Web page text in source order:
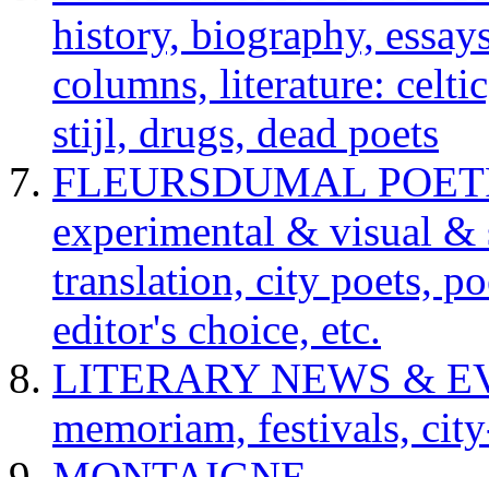
history, biography,
columns, literature:
stijl, drugs, dead poets
FLEURSDUMAL
experimental & visual &
translation, city poets,
editor's choice, etc.
LITERARY NEWS &
memoriam, festivals,